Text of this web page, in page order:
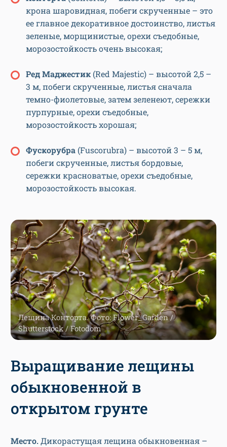
крона шаровидная, побеги скрученные – это
ее главное декоративное достоинство, листья
зеленые, морщинистые, орехи съедобные,
морозостойкость очень высокая;
Ред Маджестик (Red Majestic) – высотой 2,5 –
3 м, побеги скрученные, листья сначала
темно-фиолетовые, затем зеленеют, сережки
пурпурные, орехи съедобные,
морозостойкость хорошая;
Фускорубра (Fuscorubra) – высотой 3 – 5 м,
побеги скрученные, листья бордовые,
сережки красноватые, орехи съедобные,
морозостойкость высокая.
Лещина Конторта. Фото: Flower_Garden /
Shutterstock / Fotodom
Выращивание лещины
обыкновенной в
открытом грунте
Место.Дикорастущая лещина обыкновенная –